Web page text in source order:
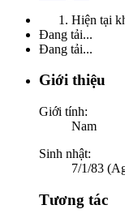
Hiện tại
Đang tải...
Đang tải...
Giới thiệu
Giới tính:
Nam
Sinh nhật:
7/1/83
Tương tác